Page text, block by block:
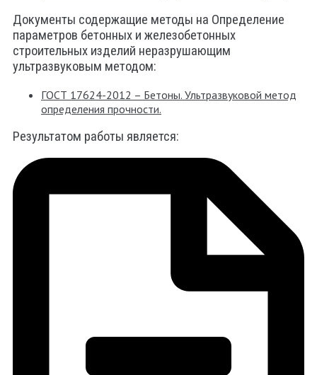
Документы содержащие методы на Определение
параметров бетонных и железобетонных
строительных изделий неразрушающим
ультразвуковым методом:
ГОСТ 17624-2012 – Бетоны. Ультразвуковой метод
определения прочности.
Результатом работы является: